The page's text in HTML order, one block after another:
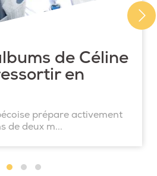
de Céline
en
prépare activement
de deux m...